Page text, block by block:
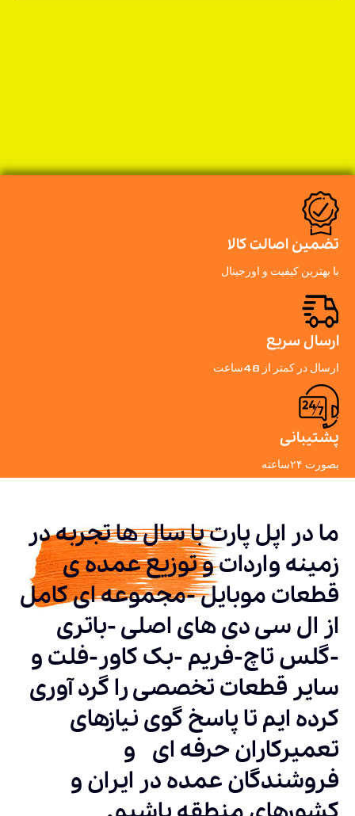
تضمین اصالت کالا
با بهترین کیفیت و اورجینال
ارسال سریع
ارسال در کمتر از 48ساعت
پشتیبانی
بصورت ۲۴ساعته
ما در اپل پارت با سال ها تجربه در
زمینه واردات و توزیع عمده ی
قطعات موبایل -مجموعه ای کامل
از ال سی دی های اصلی -باتری
-گلس تاچ-فریم -بک کاور-فلت و
سایر قطعات تخصصی را گرد آوری
کرده ایم تا پاسخ گوی نیازهای
تعمیرکاران حرفه ای و
فروشندگان عمده در ایران و